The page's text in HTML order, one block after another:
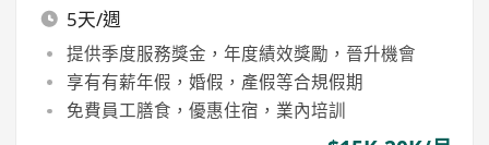
5天/週
提供季度服務獎金，年度績效獎勵，晉升機會
享有有薪年假，婚假，產假等合規假期
免費員工膳食，優惠住宿，業內培訓